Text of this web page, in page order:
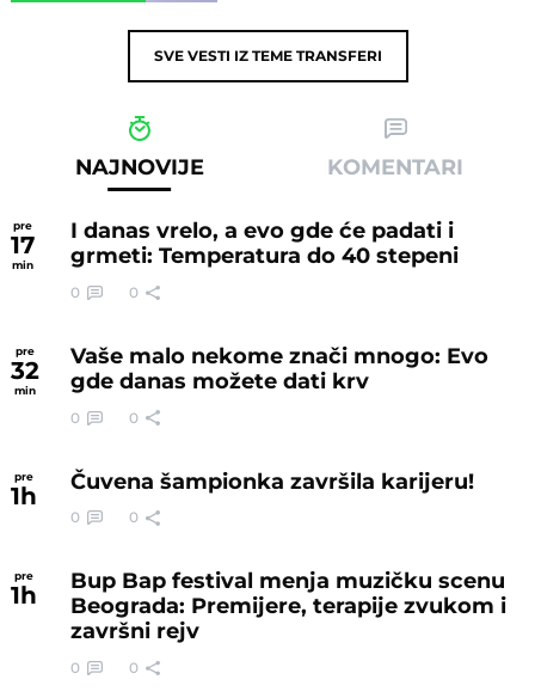
SVE VESTI IZ TEME TRANSFERI
NAJNOVIJE KOMENTARI
pre
17
min
I danas vrelo, a evo gde će padati i
grmeti: Temperatura do 40 stepeni
0 0
pre
32
min
Vaše malo nekome znači mnogo: Evo
gde danas možete dati krv
0 0
pre
1h
Čuvena šampionka završila karijeru!
0 0
pre
1h
Bup Bap festival menja muzičku scenu
Beograda: Premijere, terapije zvukom i
završni rejv
0 0